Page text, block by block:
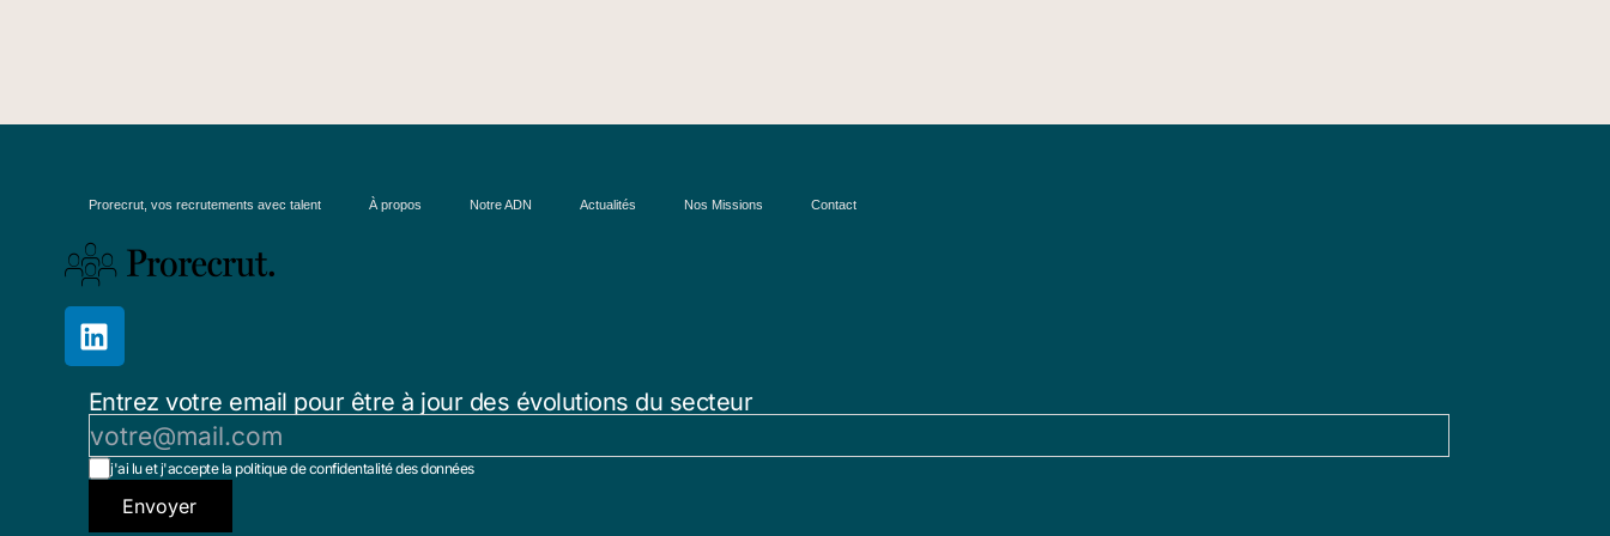
Prorecrut, vos recrutements avec talent À propos Notre ADN Actualités Nos Missions Contact
Entrez votre email pour être à jour des évolutions du secteur
j'ai lu et j'accepte la politique de confidentalité des données
Envoyer